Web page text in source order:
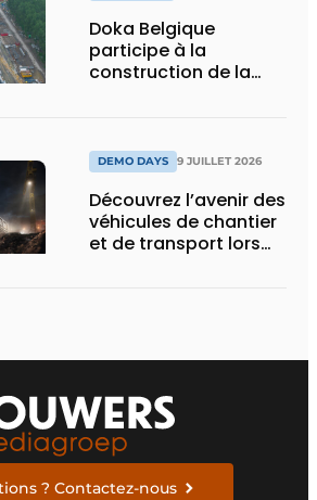
Doka Belgique
participe à la
construction de la
DEMO DAYS 9 JUILLET 2026
Découvrez l’avenir des
véhicules de chantier
et de transport lors
? Contactez-nous